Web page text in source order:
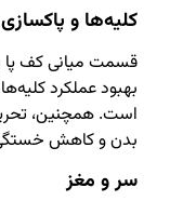
کلیه‌ها و
قسمت میانی کف پا
بهبود عملکرد
است. همچنین،
بدن و کاهش
سر و مغز